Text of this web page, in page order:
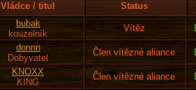
Vládce / titul
Status
bubak
kouzelník
Vítěz
donnn
Dobyvatel
Člen vítězné aliance
KNOXX
KING
Člen vítězné aliance